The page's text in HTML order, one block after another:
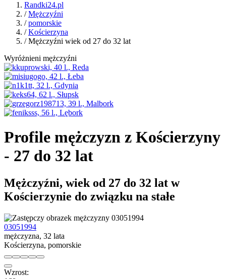
Randki24.pl
/Mężczyźni
/pomorskie
/Kościerzyna
/ Mężczyźni wiek od 27 do 32 lat
Wyróżnieni mężczyźni
Profile mężczyzn z Kościerzyny
- 27 do 32 lat
Mężczyźni, wiek od 27 do 32 lat w
Kościerzynie do związku na stałe
03051994
mężczyzna, 32 lata
Kościerzyna, pomorskie
Wzrost: